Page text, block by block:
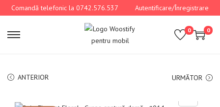
Comandă telefonic la 0742.576.537 Autentificare/Înregistrare
0 0
ANTERIOR URMĂTOR